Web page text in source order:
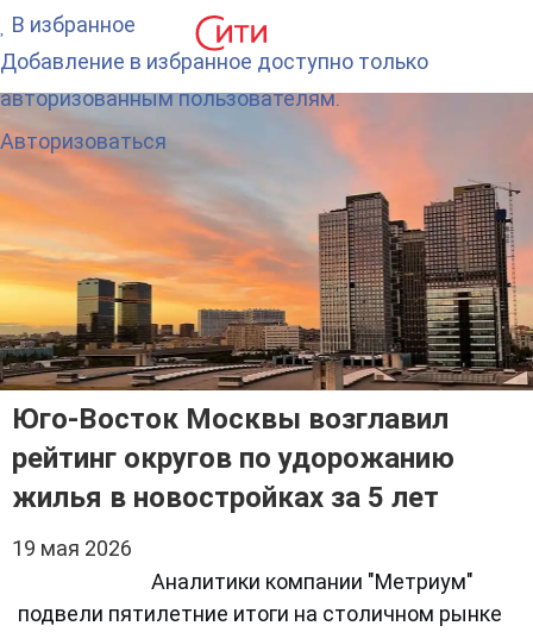
Юго-Восток Москвы возглавил
рейтинг округов по удорожанию
жилья в новостройках за 5 лет
19 мая 2026
Аналитики компании "Метриум"
подвели пятилетние итоги на столичном рынке
В избранное
Добавление в избранное доступно только
авторизованным пользователям.
Авторизоваться